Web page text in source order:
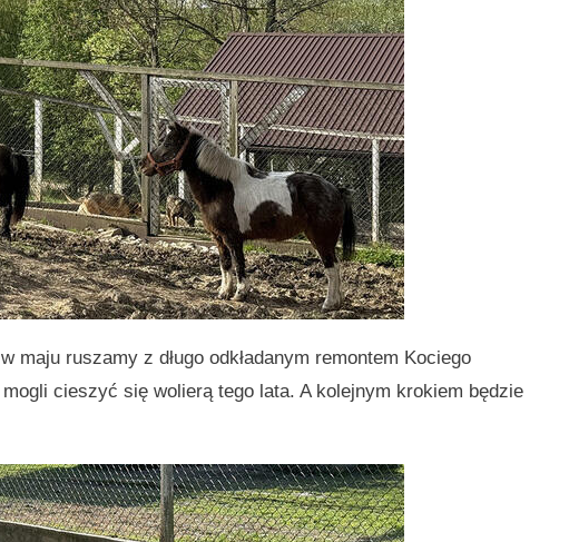
maju ruszamy z długo odkładanym remontem Kociego
cieszyć się wolierą tego lata. A kolejnym krokiem będzie